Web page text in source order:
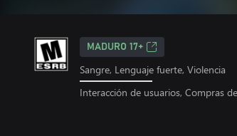
MADURO 17+
Sangre, Lenguaje fuerte, Violencia
Interacción de usuarios, Compras